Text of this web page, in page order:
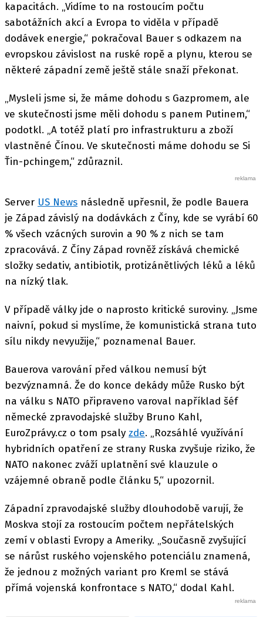
kapacitách. „Vidíme to na rostoucím počtu
sabotážních akcí a Evropa to viděla v případě
dodávek energie,“ pokračoval Bauer s odkazem na
evropskou závislost na ruské ropě a plynu, kterou se
některé západní země ještě stále snaží překonat.
„Mysleli jsme si, že máme dohodu s Gazpromem, ale
ve skutečnosti jsme měli dohodu s panem Putinem,“
podotkl. „A totéž platí pro infrastrukturu a zboží
vlastněné Čínou. Ve skutečnosti máme dohodu se Si
Ťin-pchingem,“ zdůraznil.
Server US News následně upřesnil, že podle Bauera
je Západ závislý na dodávkách z Číny, kde se vyrábí 60
% všech vzácných surovin a 90 % z nich se tam
zpracovává. Z Číny Západ rovněž získává chemické
složky sedativ, antibiotik, protizánětlivých léků a léků
na nízký tlak.
V případě války jde o naprosto kritické suroviny. „Jsme
naivní, pokud si myslíme, že komunistická strana tuto
sílu nikdy nevyužije,“ poznamenal Bauer.
Bauerova varování před válkou nemusí být
bezvýznamná. Že do konce dekády může Rusko být
na válku s NATO připraveno varoval například šéf
německé zpravodajské služby Bruno Kahl,
EuroZprávy.cz o tom psaly zde. „Rozsáhlé využívání
hybridních opatření ze strany Ruska zvyšuje riziko, že
NATO nakonec zváží uplatnění své klauzule o
vzájemné obraně podle článku 5,“ upozornil.
Západní zpravodajské služby dlouhodobě varují, že
Moskva stojí za rostoucím počtem nepřátelských
zemí v oblasti Evropy a Ameriky. „Současně zvyšující
se nárůst ruského vojenského potenciálu znamená,
že jednou z možných variant pro Kreml se stává
přímá vojenská konfrontace s NATO,“ dodal Kahl.